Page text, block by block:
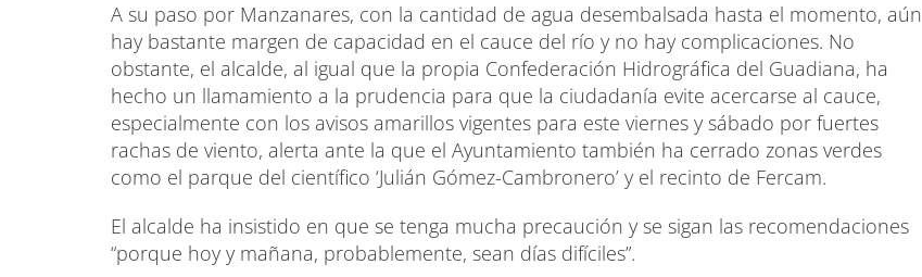
A su paso por Manzanares, con la cantidad de agua desembalsada hasta el momento, aún
hay bastante margen de capacidad en el cauce del río y no hay complicaciones. No
obstante, el alcalde, al igual que la propia Confederación Hidrográfica del Guadiana, ha
hecho un llamamiento a la prudencia para que la ciudadanía evite acercarse al cauce,
especialmente con los avisos amarillos vigentes para este viernes y sábado por fuertes
rachas de viento, alerta ante la que el Ayuntamiento también ha cerrado zonas verdes
como el parque del científico ‘Julián Gómez-Cambronero’ y el recinto de Fercam.
El alcalde ha insistido en que se tenga mucha precaución y se sigan las recomendaciones
“porque hoy y mañana, probablemente, sean días difíciles”.